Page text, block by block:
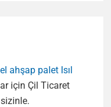
ahşap palet Isıl
için Çil Ticaret